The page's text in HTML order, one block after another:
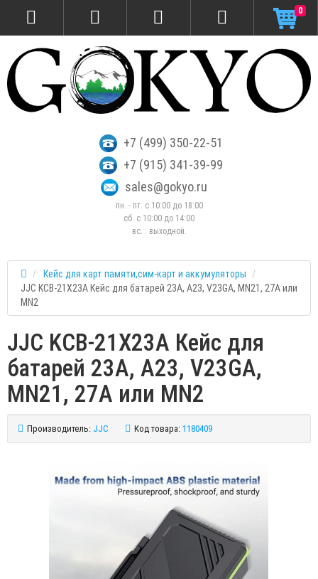
+7 (499) 350-22-51
+7 (915) 341-39-99
sales@gokyo.ru
пн. - пт. с 10:00 до 18:00
сб. c 10:00 до 14:00
вс. : выходной.
0
Кейс для карт памяти,cим-карт и аккумуляторы
JJC KCB-21X23A Кейс для батарей 23A, A23, V23GA, MN21, 27A или
MN2
JJC KCB-21X23A Кейс для
батарей 23A, A23, V23GA,
MN21, 27A или MN2
Производитель: JJC Код товара: 1180409